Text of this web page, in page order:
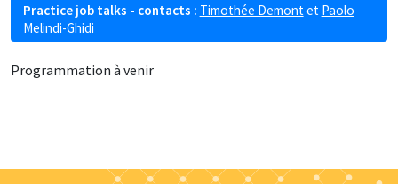
Practice job talks - contacts : Timothée Demont et Paolo
Melindi-Ghidi
Programmation à venir